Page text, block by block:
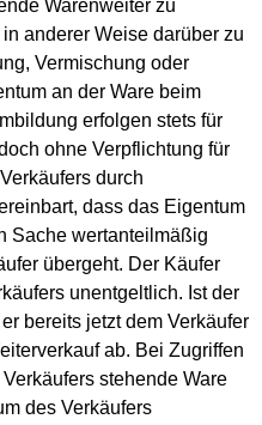
Warenweiter zu
anderer Weise darüber zu
Vermischung oder
an der Ware beim
erfolgen stets für
ohne Verpflichtung für
durch
dass das Eigentum
Sache wertanteilmäßig
übergeht. Der Käufer
unentgeltlich. Ist der
bereits jetzt dem Verkäufer
ab. Bei Zugriffen
stehende Ware
des Verkäufers